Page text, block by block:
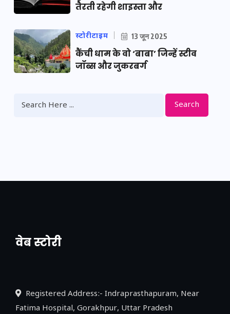
तैरती रहेगी शाइस्ता और
स्टोरीटाइम 13 जून 2025
कैंची धाम के वो ‘बाबा’ जिन्हें स्टीव
जॉब्स और जुकरबर्ग
Search
वेब स्टोरी
नया एक्सप्रेसवे: पूर्वांचल का लक, डेवलपमेंट का
Registered Address:- Indraprasthapuram, Near
Fatima Hospital, Gorakhpur, Uttar Pradesh